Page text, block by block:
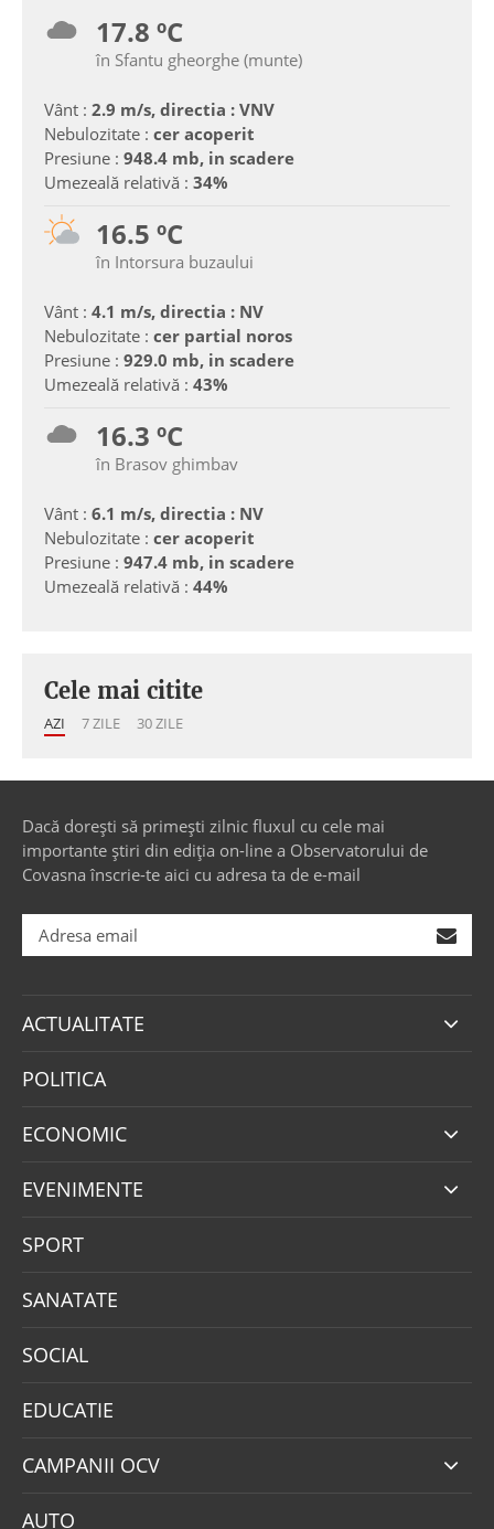
17.8 ºC
în Sfantu gheorghe (munte)
Vânt : 2.9 m/s, directia : VNV
Nebulozitate : cer acoperit
Presiune : 948.4 mb, in scadere
Umezeală relativă : 34%
16.5 ºC
în Intorsura buzaului
Vânt : 4.1 m/s, directia : NV
Nebulozitate : cer partial noros
Presiune : 929.0 mb, in scadere
Umezeală relativă : 43%
16.3 ºC
în Brasov ghimbav
Vânt : 6.1 m/s, directia : NV
Nebulozitate : cer acoperit
Presiune : 947.4 mb, in scadere
Umezeală relativă : 44%
Cele mai citite
AZI 7 ZILE 30 ZILE
Dacă dorești să primești zilnic fluxul cu cele mai
importante știri din ediția on-line a Observatorului de
Covasna înscrie-te aici cu adresa ta de e-mail
ACTUALITATE
POLITICA
ECONOMIC
EVENIMENTE
SPORT
SANATATE
SOCIAL
EDUCATIE
CAMPANII OCV
AUTO